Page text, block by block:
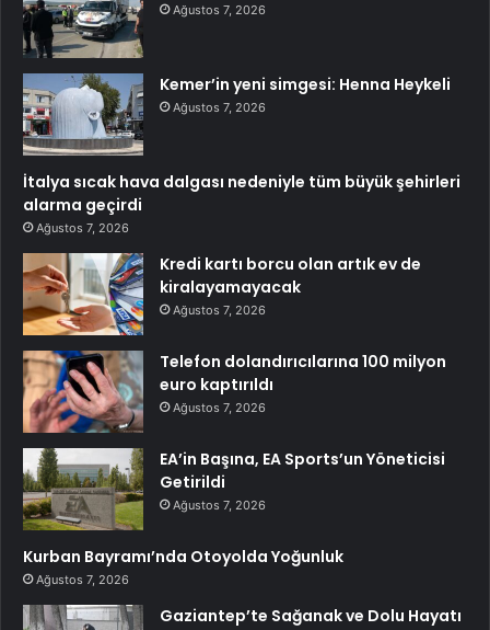
Ağustos 7, 2026
Kemer’in yeni simgesi: Henna Heykeli
Ağustos 7, 2026
İtalya sıcak hava dalgası nedeniyle tüm büyük şehirleri
alarma geçirdi
Ağustos 7, 2026
Kredi kartı borcu olan artık ev de
kiralayamayacak
Ağustos 7, 2026
Telefon dolandırıcılarına 100 milyon
euro kaptırıldı
Ağustos 7, 2026
EA’in Başına, EA Sports’un Yöneticisi
Getirildi
Ağustos 7, 2026
Kurban Bayramı’nda Otoyolda Yoğunluk
Ağustos 7, 2026
Gaziantep’te Sağanak ve Dolu Hayatı